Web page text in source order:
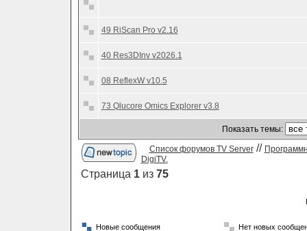
49 RiScan Pro v2.16
40 Res3DInv v2026.1
08 ReflexW v10.5
73 Qlucore Omics Explorer v3.8
Показать темы:
Список форумов TV Server//
DigiTV.
Страница 1из 75
Новые сообщения
Нет новых